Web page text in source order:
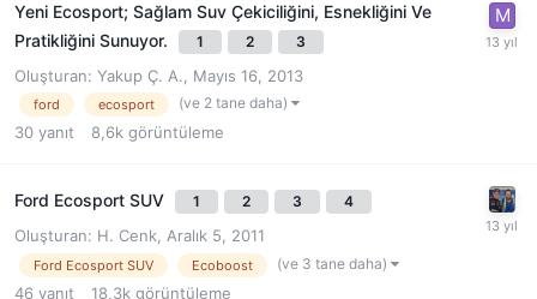
Yeni Ecosport; Sağlam Suv Çekiciliğini, Esnekliğini Ve
Pratikliğini Sunuyor.
1 2 3
Oluşturan: Yakup Ç. A., Mayıs 16, 2013
ford ecosport (ve 2 tane daha)
30 yanıt 8,6k görüntüleme
Ford Ecosport SUV 1 2 3 4
Oluşturan: H. Cenk, Aralık 5, 2011
Ford Ecosport SUV Ecoboost (ve 3 tane daha)
46 yanıt 18,3k görüntüleme